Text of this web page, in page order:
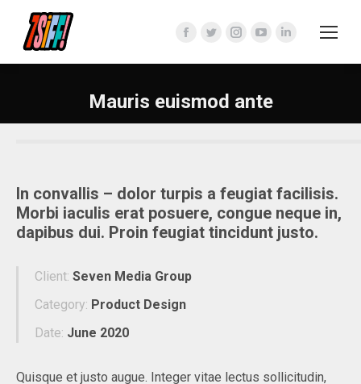
Facebook
page
in
new
Twitter
page
in
new
Instagram
page
in
new
YouTube
page
in
new
Linkedin
page
new
Mauris euismod ante
In convallis – dolor turpis a feugiat facilisis.
Morbi iaculis erat posuere, congue neque in,
dapibus dui. Proin feugiat tincidunt justo.
Client: Seven Media Group
Category: Product Design
Date: June 2020
Quisque et justo augue. Integer vitae lectus sollicitudin,